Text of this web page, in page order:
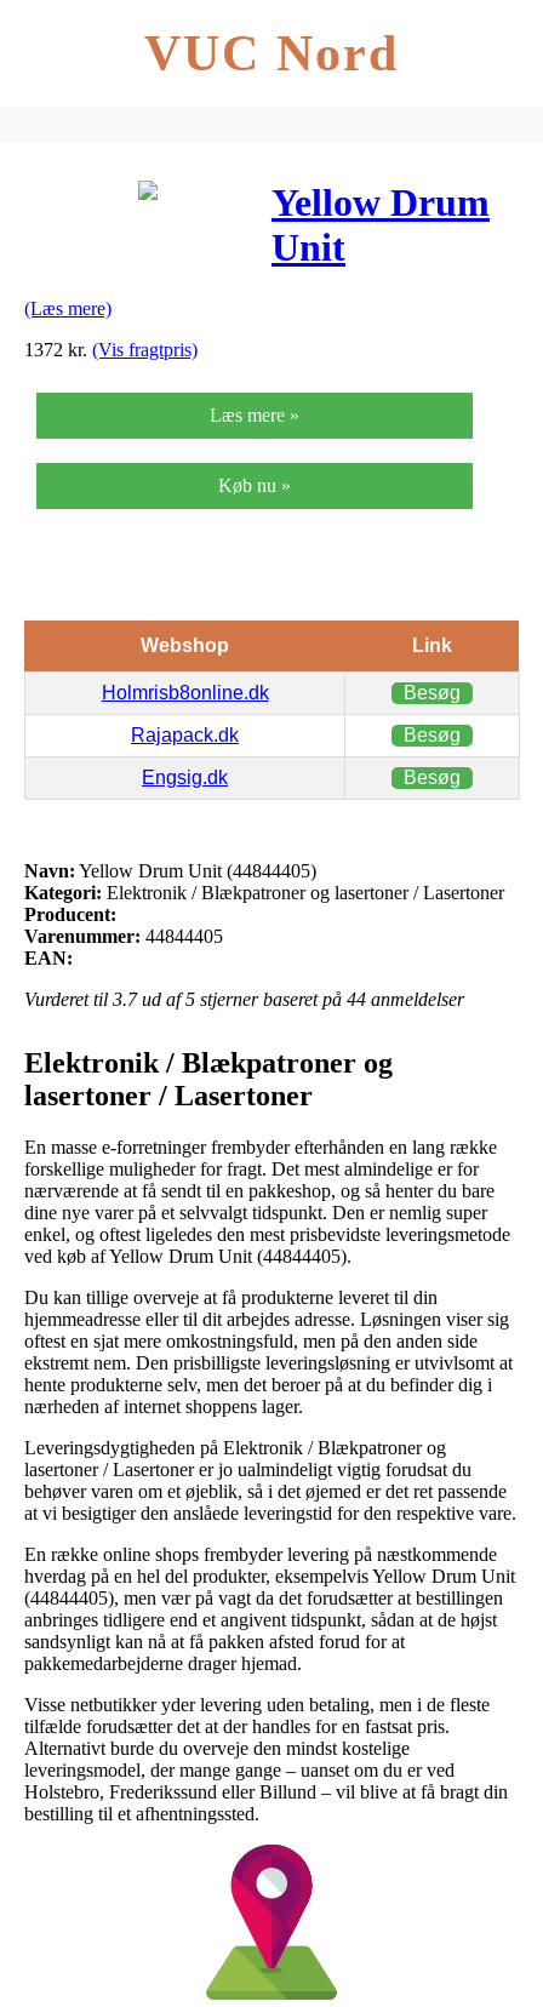
VUC Nord
Yellow Drum
Unit
(Læs mere)
1372 kr. (Vis fragtpris)
Læs mere »
Køb nu »
Webshop Link
Holmrisb8online.dk Besøg
Rajapack.dk Besøg
Engsig.dk Besøg
Navn: Yellow Drum Unit (44844405)
Kategori: Elektronik / Blækpatroner og lasertoner / Lasertoner
Producent:
Varenummer: 44844405
EAN:
Vurderet til 3.7ud af 5 stjerner baseret på 44 anmeldelser
Elektronik / Blækpatroner og
lasertoner / Lasertoner
En masse e-forretninger frembyder efterhånden en lang række
forskellige muligheder for fragt. Det mest almindelige er for
nærværende at få sendt til en pakkeshop, og så henter du bare
dine nye varer på et selvvalgt tidspunkt. Den er nemlig super
enkel, og oftest ligeledes den mest prisbevidste leveringsmetode
ved køb af Yellow Drum Unit (44844405).
Du kan tillige overveje at få produkterne leveret til din
hjemmeadresse eller til dit arbejdes adresse. Løsningen viser sig
oftest en sjat mere omkostningsfuld, men på den anden side
ekstremt nem. Den prisbilligste leveringsløsning er utvivlsomt at
hente produkterne selv, men det beroer på at du befinder dig i
nærheden af internet shoppens lager.
Leveringsdygtigheden på Elektronik / Blækpatroner og
lasertoner / Lasertoner er jo ualmindeligt vigtig forudsat du
behøver varen om et øjeblik, så i det øjemed er det ret passende
at vi besigtiger den anslåede leveringstid for den respektive vare.
En række online shops frembyder levering på næstkommende
hverdag på en hel del produkter, eksempelvis Yellow Drum Unit
(44844405), men vær på vagt da det forudsætter at bestillingen
anbringes tidligere end et angivent tidspunkt, sådan at de højst
sandsynligt kan nå at få pakken afsted forud for at
pakkemedarbejderne drager hjemad.
Visse netbutikker yder levering uden betaling, men i de fleste
tilfælde forudsætter det at der handles for en fastsat pris.
Alternativt burde du overveje den mindst kostelige
leveringsmodel, der mange gange – uanset om du er ved
Holstebro, Frederikssund eller Billund – vil blive at få bragt din
bestilling til et afhentningssted.